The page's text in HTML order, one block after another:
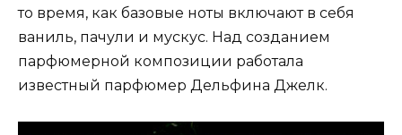
то время, как базовые ноты включают в себя
ваниль, пачули и мускус. Над созданием
парфюмерной композиции работала
известный парфюмер Дельфина Джелк.